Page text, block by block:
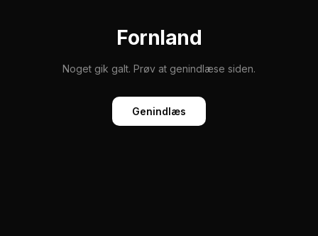
Fornland
Noget gik galt. Prøv at genindlæse siden.
Genindlæs